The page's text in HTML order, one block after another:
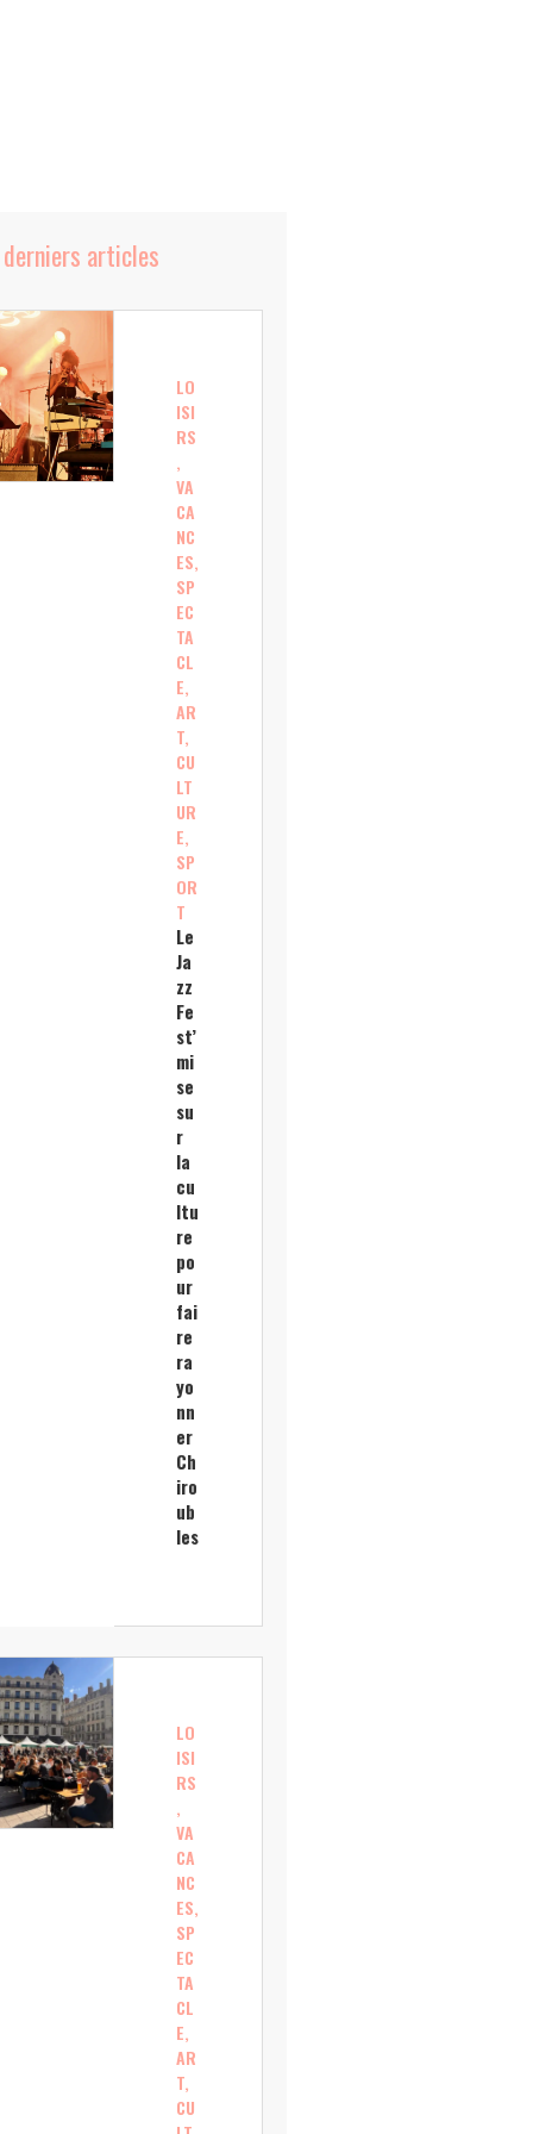
articles
LO
ISI
RS
,
VA
CA
NC
ES,
SP
EC
TA
CL
E,
AR
T,
CU
LT
UR
E,
SP
OR
T
Le
Ja
zz
Fe
st’
mi
se
su
r
la
cu
ltu
re
po
ur
fai
re
ra
yo
nn
er
Ch
iro
ub
les
LO
ISI
RS
,
VA
CA
NC
ES,
SP
EC
TA
CL
E,
AR
T,
CU